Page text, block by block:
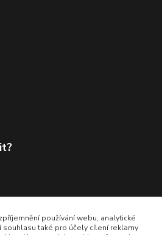
používání webu, analytické
souhlasu také pro účely cílení reklamy